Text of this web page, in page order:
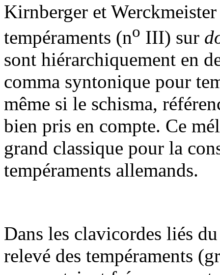
Kirnberger et
tempéraments (no III) sur
sont hiérarchiquement en
comma syntonique pour
même si le schisma,
bien pris en compte. Ce
grand classique pour la
tempéraments allemands.
Dans les clavicordes liés
relevé des tempéraments